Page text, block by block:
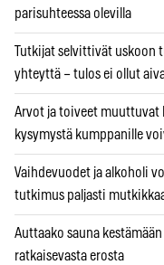
parisuhteessa olevilla
Tutkijat selvittivät uskoon
yhteyttä – tulos ei ollut
Arvot ja toiveet muuttuvat
kysymystä kumppanille
Vaihdevuodet ja alkoholi
tutkimus paljasti
Auttaako sauna
ratkaisevasta erosta